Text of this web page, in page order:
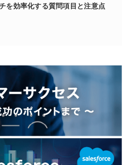
を効率化する質問項目と注意点